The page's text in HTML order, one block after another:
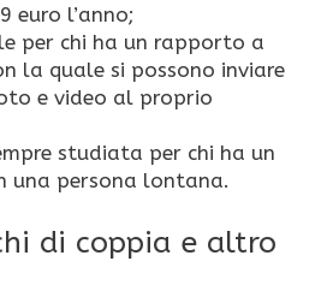
euro l’anno;
per chi ha un rapporto a
la quale si possono inviare
e video al proprio
studiata per chi ha un
una persona lontana.
di coppia e altro